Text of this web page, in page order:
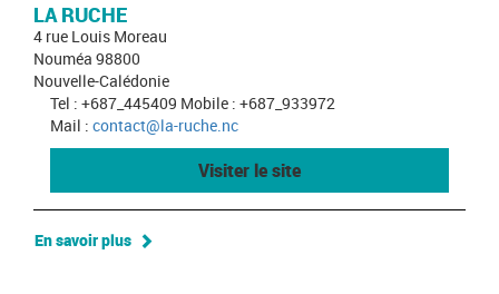
LA RUCHE
4 rue Louis Moreau
Nouméa 98800
Nouvelle-Calédonie
Tel : +687_445409 Mobile : +687_933972
Mail : contact@la-ruche.nc
Visiter le site
En savoir plus